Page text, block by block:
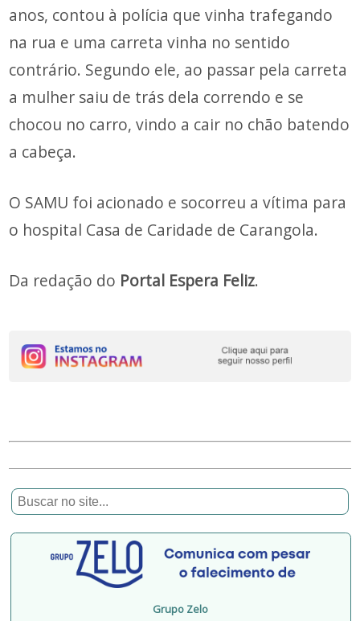
anos, contou à polícia que vinha trafegando
na rua e uma carreta vinha no sentido
contrário. Segundo ele, ao passar pela carreta
a mulher saiu de trás dela correndo e se
chocou no carro, vindo a cair no chão batendo
a cabeça.
O SAMU foi acionado e socorreu a vítima para
o hospital Casa de Caridade de Carangola.
Da redação do Portal Espera Feliz.
Grupo Zelo